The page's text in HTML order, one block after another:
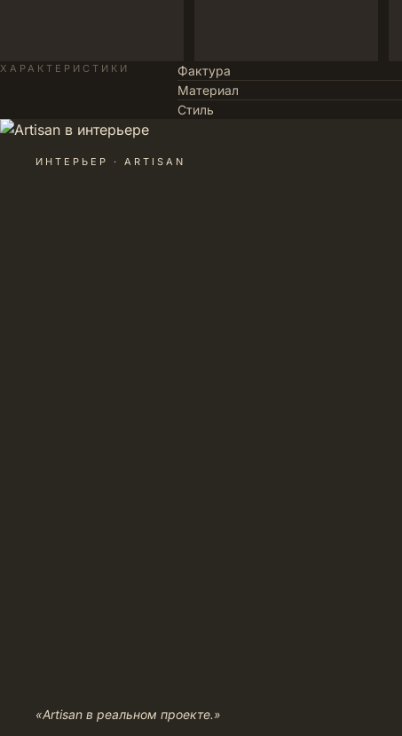
ХАРАКТЕРИСТИКИ Фактура
Материал
Стиль
ИНТЕРЬЕР · ARTISAN
«Artisan в реальном проекте.»